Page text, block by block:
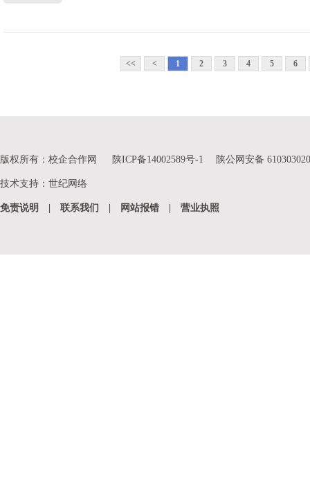
<< < 1 2 3 4 5 6
版权所有：校企合作网 陕ICP备14002589号-1 陕公网安备
技术支持 ： 世纪网络
免责说明 联系我们 网站报错 营业执照